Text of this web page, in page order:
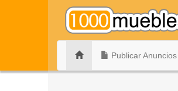
Publicar Anuncios